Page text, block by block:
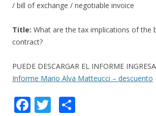
/ bill of exchange / negotiable invoice
Title: What are the tax implications of the
contract?
PUEDE DESCARGAR EL INFORME
Informe Mario Alva Matteucci – descuento
F T